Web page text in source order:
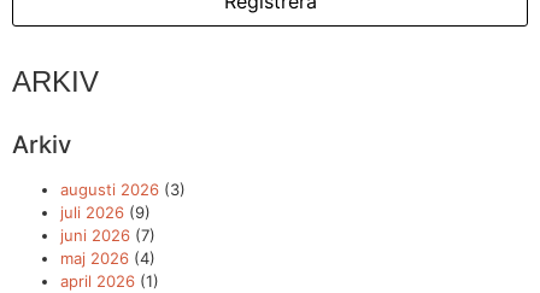
ARKIV
Arkiv
augusti 2026 (3)
juli 2026 (9)
juni 2026 (7)
maj 2026 (4)
april 2026 (1)